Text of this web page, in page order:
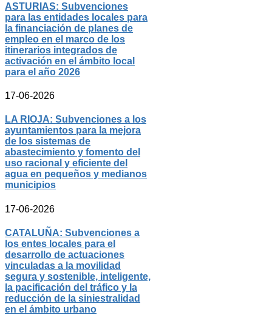
ASTURIAS: Subvenciones
para las entidades locales para
la financiación de planes de
empleo en el marco de los
itinerarios integrados de
activación en el ámbito local
para el año 2026
17-06-2026
LA RIOJA: Subvenciones a los
ayuntamientos para la mejora
de los sistemas de
abastecimiento y fomento del
uso racional y eficiente del
agua en pequeños y medianos
municipios
17-06-2026
CATALUÑA: Subvenciones a
los entes locales para el
desarrollo de actuaciones
vinculadas a la movilidad
segura y sostenible, inteligente,
la pacificación del tráfico y la
reducción de la siniestralidad
en el ámbito urbano